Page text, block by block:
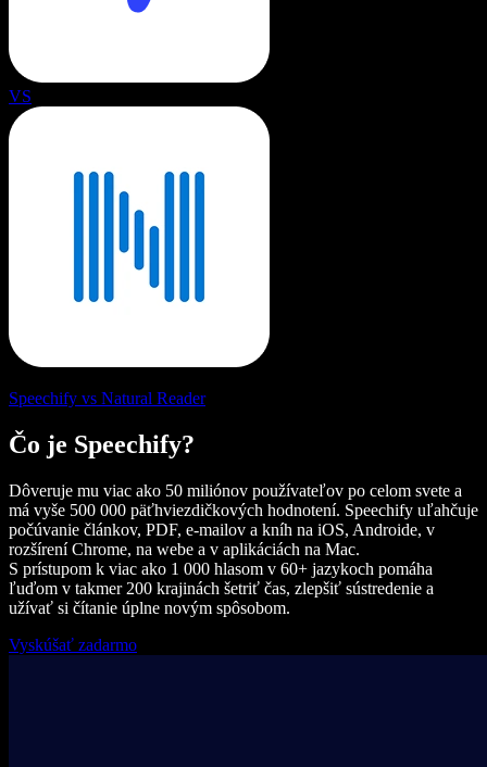
VS
Speechify vs Natural Reader
Čo je Speechify?
Dôveruje mu viac ako 50 miliónov používateľov po celom svete a
má vyše 500 000 päťhviezdičkových hodnotení. Speechify uľahčuje
počúvanie článkov, PDF, e-mailov a kníh na iOS, Androide, v
rozšírení Chrome, na webe a v aplikáciách na Mac.
S prístupom k viac ako 1 000 hlasom v 60+ jazykoch pomáha
ľuďom v takmer 200 krajinách šetriť čas, zlepšiť sústredenie a
užívať si čítanie úplne novým spôsobom.
Vyskúšať zadarmo